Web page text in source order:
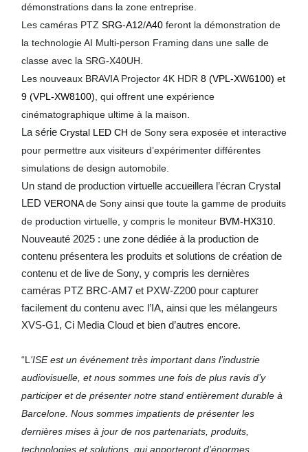
démonstrations dans la zone entreprise.
Les caméras PTZ SRG-A12/A40feront la démonstration de
la technologie AI Multi-person Framing dans une salle de
classe avec la SRG-X40UH.
Les nouveaux BRAVIA Projector 4K HDR 8 (VPL-XW6100) et
9 (VPL-XW8100) , qui offrent une expérience
cinématographique ultime à la maison.
La série Crystal LED CH de Sony sera exposée et interactive
pour permettre aux visiteurs d’expérimenter différentes
simulations de design automobile.
Un stand de production virtuelle accueillera l’écran Crystal
LED VERONAde Sony ainsi que toute la gamme de produits
de production virtuelle, y compris le moniteur BVM-HX310.
Nouveauté 2025 : une zone dédiée à la production de
contenu présentera les produits et solutions de création de
contenu et de live de Sony, y compris les dernières
caméras PTZ BRC-AM7 et PXW-Z200 pour capturer
facilement du contenu avec l’IA, ainsi que les mélangeurs
XVS-G1, Ci Media Cloud et bien d’autres encore.
“L ‘ISE est un événement très important dans l’industrie
audiovisuelle, et nous sommes une fois de plus ravis d’y
participer et de présenter notre stand entièrement durable à
Barcelone. Nous sommes impatients de présenter les
dernières mises à jour de nos partenariats, produits,
technologies et solutions, qui apporteront d’énormes